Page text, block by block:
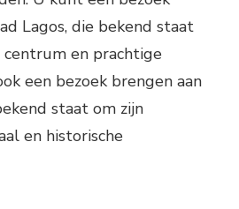
Lagos, die bekend staat
centrum en prachtige
een bezoek brengen aan
staat om zijn
en historische